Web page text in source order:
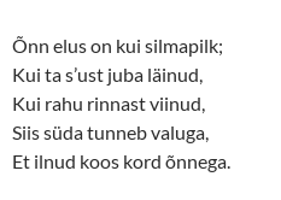
Õnn elus on kui silmapilk;
Kui ta s’ust juba läinud,
Kui rahu rinnast viinud,
Siis süda tunneb valuga,
Et ilnud koos kord õnnega.